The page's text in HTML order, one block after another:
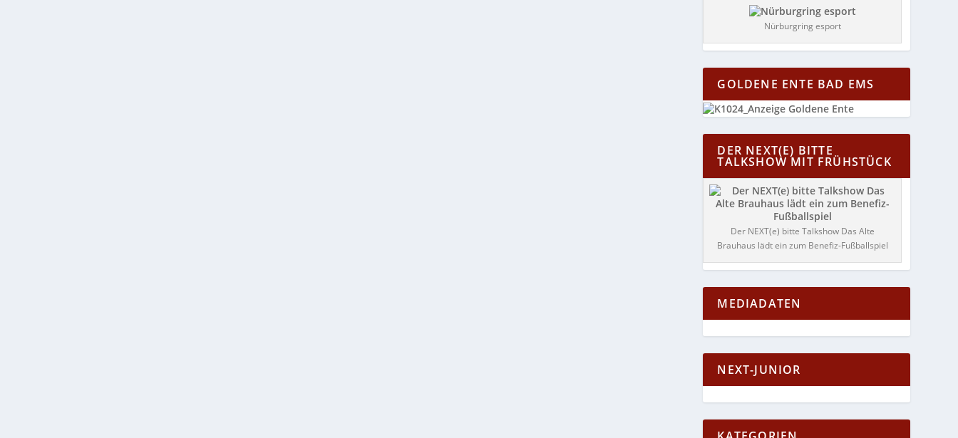
Nürburgring esport
GOLDENE ENTE BAD EMS
DER NEXT(E) BITTE
TALKSHOW MIT FRÜHSTÜCK
Der NEXT(e) bitte Talkshow Das Alte
Brauhaus lädt ein zum Benefiz-Fußballspiel
MEDIADATEN
NEXT-JUNIOR